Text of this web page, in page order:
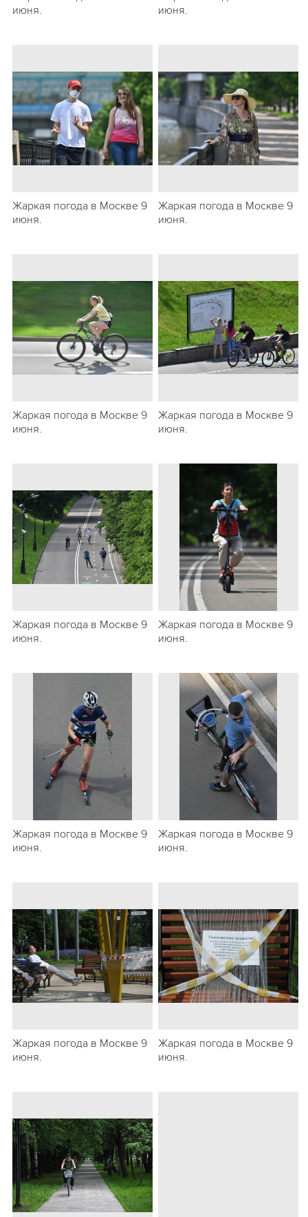
июня.
июня.
Жаркая погода в Москве 9
июня.
Жаркая погода в Москве 9
июня.
Жаркая погода в Москве 9
июня.
Жаркая погода в Москве 9
июня.
Жаркая погода в Москве 9
июня.
Жаркая погода в Москве 9
июня.
Жаркая погода в Москве 9
июня.
Жаркая погода в Москве 9
июня.
Жаркая погода в Москве 9
июня.
Жаркая погода в Москве 9
июня.